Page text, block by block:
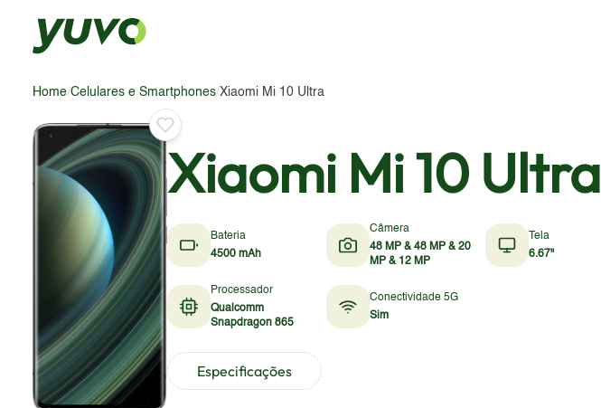
Home/Celulares e Smartphones/Xiaomi Mi 10 Ultra
Xiaomi Mi 10 Ultra
Bateria
4500 mAh
Câmera
48 MP & 48 MP & 20
MP & 12 MP
Tela
6.67"
Processador
Qualcomm
Snapdragon 865
Conectividade 5G
Sim
Especificações